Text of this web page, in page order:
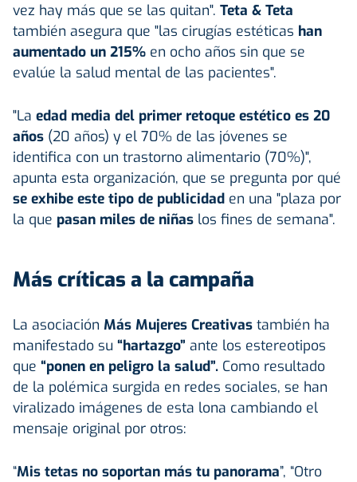
vez hay más que se las quitan". Teta & Teta
también asegura que "las cirugías estéticas han
aumentado un 215% en ocho años sin que se
evalúe la salud mental de las pacientes".
"La edad media del primer retoque estético es 20
años (20 años) y el 70% de las jóvenes se
identifica con un trastorno alimentario (70%)",
apunta esta organización, que se pregunta por qué
se exhibe este tipo de publicidad en una "plaza por
la que pasan miles de niñas los fines de semana".
Más críticas a la campaña
La asociación Más Mujeres Creativas también ha
manifestado su “hartazgo” ante los estereotipos
que “ponen en peligro la salud”. Como resultado
de la polémica surgida en redes sociales, se han
viralizado imágenes de esta lona cambiando el
mensaje original por otros:
“Mis tetas no soportan más tu panorama”, “Otro